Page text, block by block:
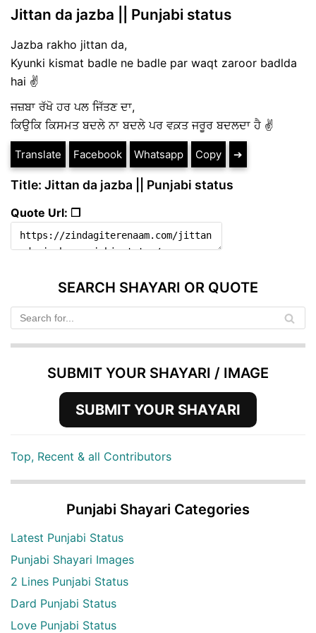
Jittan da jazba || Punjabi status
Jazba rakho jittan da,
Kyunki kismat badle ne badle par waqt zaroor badlda
hai ✌
ਜਜ਼ਬਾ ਰੱਖੋ ਹਰ ਪਲ ਜਿੱਤਣ ਦਾ,
ਕਿਉਕਿ ਕਿਸਮਤ ਬਦਲੇ ਨਾ ਬਦਲੇ ਪਰ ਵਕ਼ਤ ਜਰੂਰ ਬਦਲਦਾ ਹੈ ✌
Translate Facebook Whatsapp Copy ➔
Title: Jittan da jazba || Punjabi status
Quote Url: ❐
SEARCH SHAYARI OR QUOTE
SUBMIT YOUR SHAYARI / IMAGE
SUBMIT YOUR SHAYARI
Top, Recent & all Contributors
Punjabi Shayari Categories
Latest Punjabi Status
Punjabi Shayari Images
2 Lines Punjabi Status
Dard Punjabi Status
Love Punjabi Status